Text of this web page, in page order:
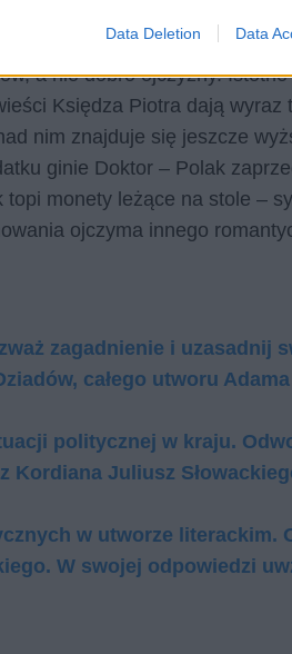
Data Deletion Data
Na balu u Senatora
Pokazuje to
a nie dobro ojczyzny.
Księdza Piotra dają wyraz
nim znajduje się jeszcze
ginie Doktor – Polak
monety leżące na stole –
ojczyma innego
za­gad­nie­nie i uza­sad­nij
całego utworu
politycznej w kraju.
Kordiana Juliusz
w utworze literackim.
W swojej odpowiedzi